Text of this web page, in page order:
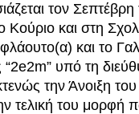
τον
Κούριο και στη
και το
υπό τη
την Άνοιξη
τελική του μορφή